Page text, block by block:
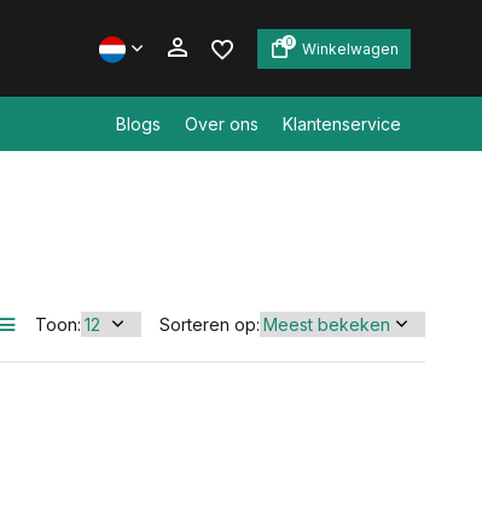
0 Winkelwagen
Blogs Over ons Klantenservice
Toon: Sorteren op: